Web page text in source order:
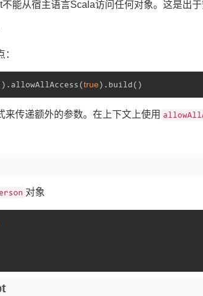
能从宿主语言Scala访问任何对象。这是出
true).build()
传递额外的参数。在上下文上使用
对象